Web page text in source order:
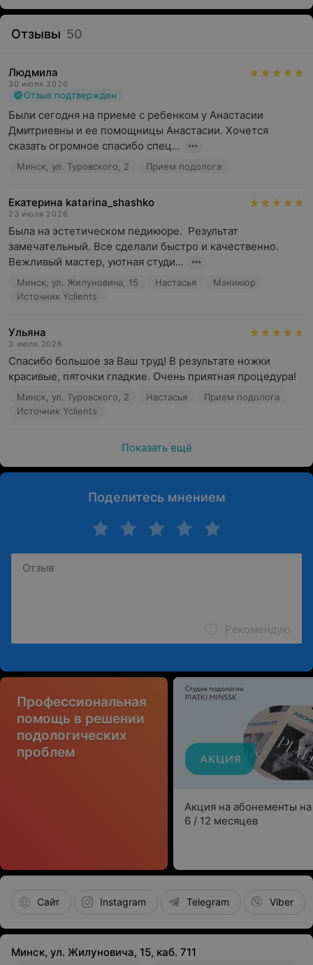
Отзывы 50
Людмила
30 июля 2026
Отзыв подтвержден
Были сегодня на приеме с ребенком у Анастасии
Дмитриевны и ее помощницы Анастасии. Хочется
сказать огромное спасибо спец...
Минск, ул. Туровского, 2 Прием подолога
Екатерина katarina_shashko
23 июля 2026
Была на эстетическом педикюре.  Результат
замечательный. Все сделали быстро и качественно.
Вежливый мастер, уютная студи...
Минск, ул. Жилуновича, 15 Настасья
Маникюр
Источник Yclients
Ульяна
3 июля 2026
Спасибо большое за Ваш труд! В результате ножки
красивые, пяточки гладкие. Очень приятная процедура!
Минск, ул. Туровского, 2 Настасья
Прием подолога
Источник Yclients
Показать ещё
Поделитесь мнением
Рекомендую
Профессиональная
помощь в решении
подологических
проблем
Акция на абонементы
6 / 12 месяцев
Сайт Instagram Telegram Viber
Минск, ул. Жилуновича, 15, каб. 711